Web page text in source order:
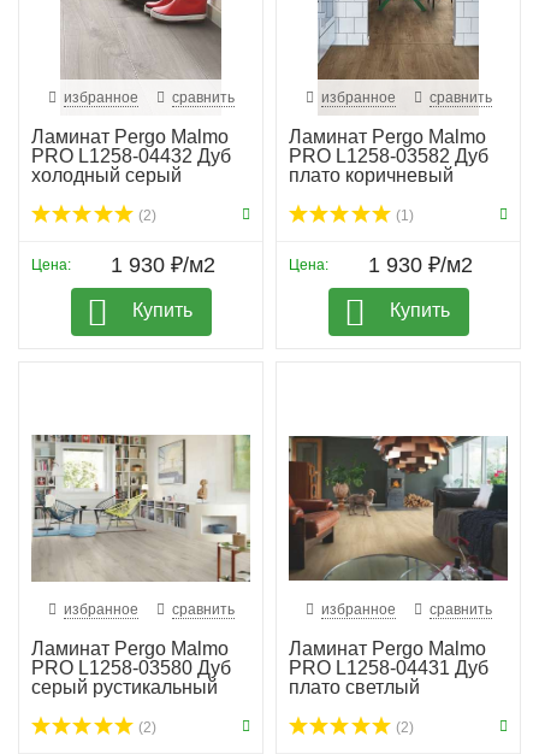
избранное сравнить
Ламинат Pergo Malmo
PRO L1258-04432 Дуб
холодный серый
(2)
Цена: 1 930 ₽/м2
Купить
избранное сравнить
Ламинат Pergo Malmo
PRO L1258-03582 Дуб
плато коричневый
(1)
Цена: 1 930 ₽/м2
Купить
избранное сравнить
Ламинат Pergo Malmo
PRO L1258-03580 Дуб
серый рустикальный
(2)
избранное сравнить
Ламинат Pergo Malmo
PRO L1258-04431 Дуб
плато светлый
(2)